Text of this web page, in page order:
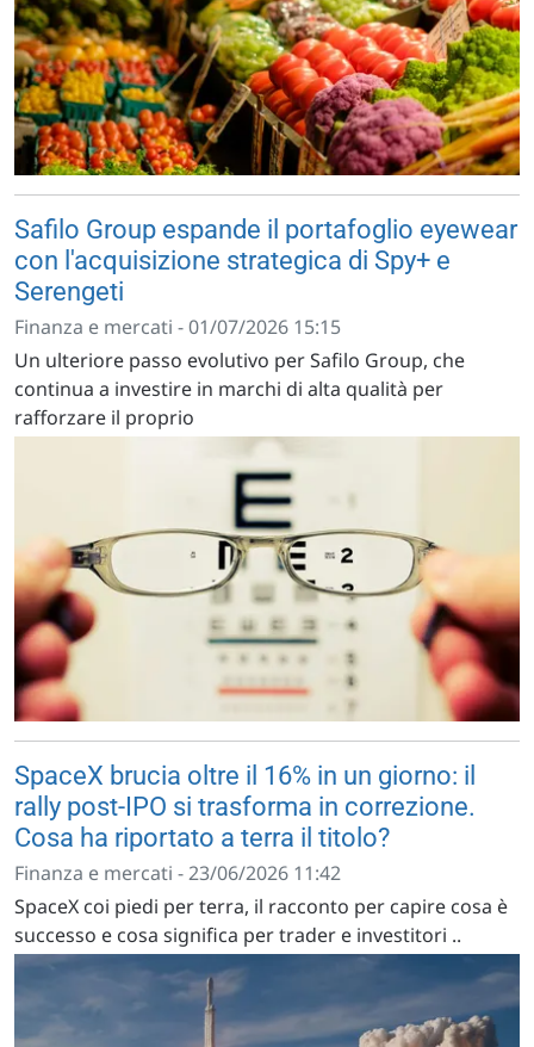
Safilo Group espande il portafoglio eyewear
con l'acquisizione strategica di Spy+ e
Serengeti
Finanza e mercati - 01/07/2026 15:15
Un ulteriore passo evolutivo per Safilo Group, che
continua a investire in marchi di alta qualità per
rafforzare il proprio
SpaceX brucia oltre il 16% in un giorno: il
rally post-IPO si trasforma in correzione.
Cosa ha riportato a terra il titolo?
Finanza e mercati - 23/06/2026 11:42
SpaceX coi piedi per terra, il racconto per capire cosa è
successo e cosa significa per trader e investitori ..